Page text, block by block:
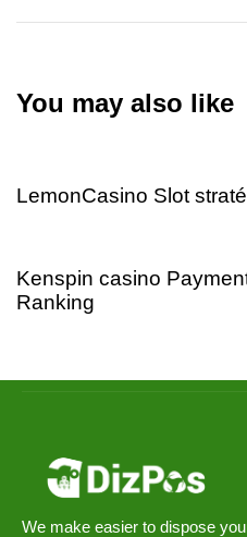
You may also like
LemonCasino Slot
Kenspin casino
Ranking
We make easier to dispose